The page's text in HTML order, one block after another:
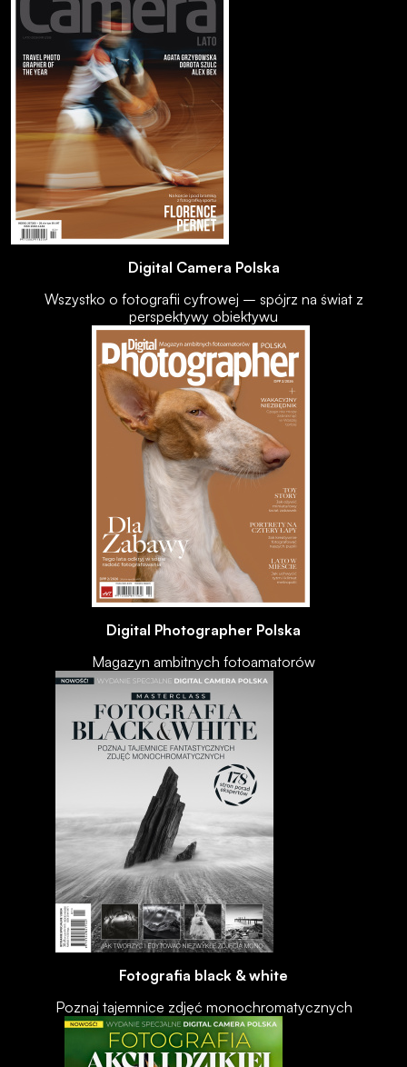
Digital Camera Polska
Wszystko o fotografii cyfrowej – spójrz na świat z
perspektywy obiektywu
Digital Photographer Polska
Magazyn ambitnych fotoamatorów
Fotografia black & white
Poznaj tajemnice zdjęć monochromatycznych